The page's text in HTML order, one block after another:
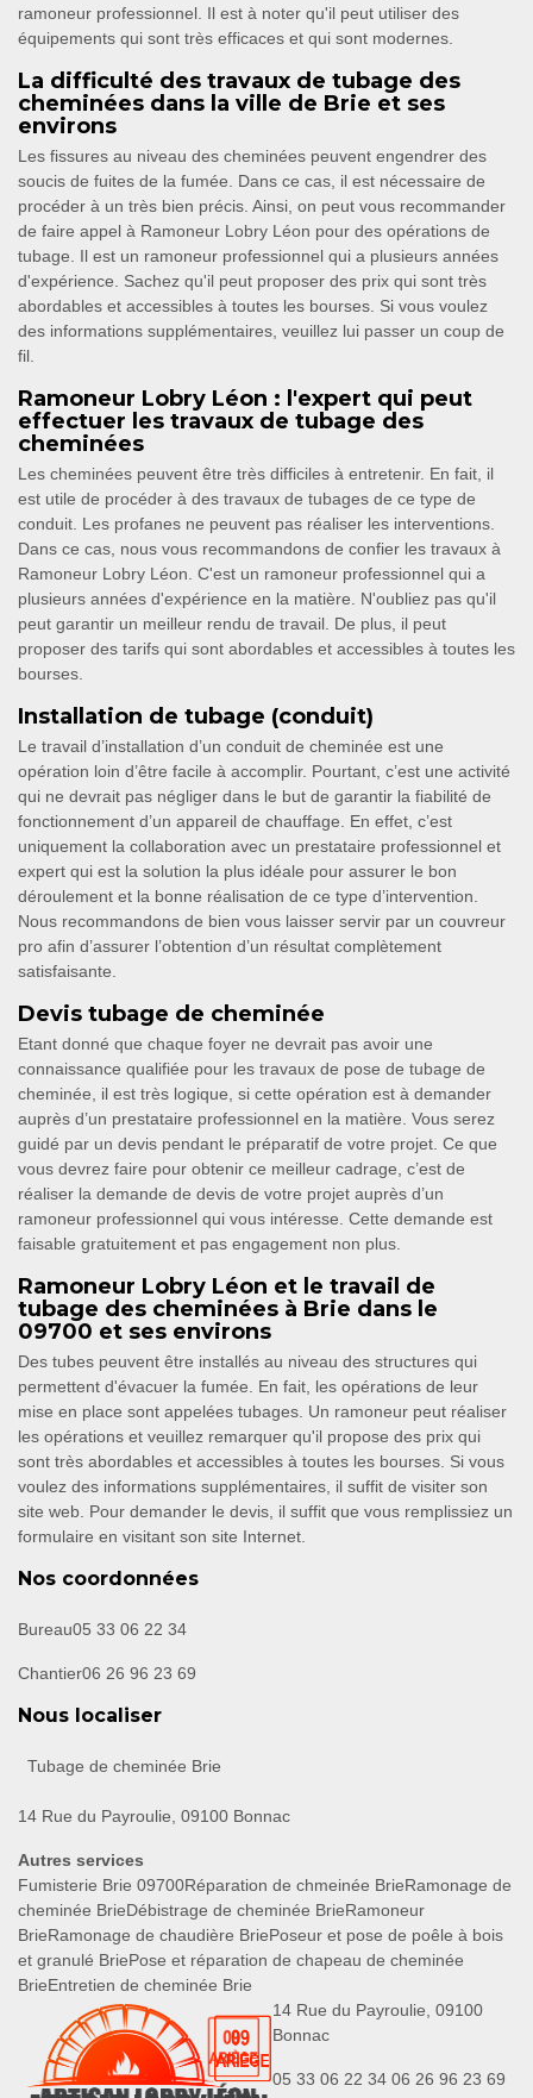
ramoneur professionnel. Il est à noter qu'il peut utiliser des
équipements qui sont très efficaces et qui sont modernes.
La difficulté des travaux de tubage des
cheminées dans la ville de Brie et ses
environs
Les fissures au niveau des cheminées peuvent engendrer des
soucis de fuites de la fumée. Dans ce cas, il est nécessaire de
procéder à un très bien précis. Ainsi, on peut vous recommander
de faire appel à Ramoneur Lobry Léon pour des opérations de
tubage. Il est un ramoneur professionnel qui a plusieurs années
d'expérience. Sachez qu'il peut proposer des prix qui sont très
abordables et accessibles à toutes les bourses. Si vous voulez
des informations supplémentaires, veuillez lui passer un coup de
fil.
Ramoneur Lobry Léon : l'expert qui peut
effectuer les travaux de tubage des
cheminées
Les cheminées peuvent être très difficiles à entretenir. En fait, il
est utile de procéder à des travaux de tubages de ce type de
conduit. Les profanes ne peuvent pas réaliser les interventions.
Dans ce cas, nous vous recommandons de confier les travaux à
Ramoneur Lobry Léon. C'est un ramoneur professionnel qui a
plusieurs années d'expérience en la matière. N'oubliez pas qu'il
peut garantir un meilleur rendu de travail. De plus, il peut
proposer des tarifs qui sont abordables et accessibles à toutes les
bourses.
Installation de tubage (conduit)
Le travail d’installation d’un conduit de cheminée est une
opération loin d’être facile à accomplir. Pourtant, c’est une activité
qui ne devrait pas négliger dans le but de garantir la fiabilité de
fonctionnement d’un appareil de chauffage. En effet, c’est
uniquement la collaboration avec un prestataire professionnel et
expert qui est la solution la plus idéale pour assurer le bon
déroulement et la bonne réalisation de ce type d’intervention.
Nous recommandons de bien vous laisser servir par un couvreur
pro afin d’assurer l’obtention d’un résultat complètement
satisfaisante.
Devis tubage de cheminée
Etant donné que chaque foyer ne devrait pas avoir une
connaissance qualifiée pour les travaux de pose de tubage de
cheminée, il est très logique, si cette opération est à demander
auprès d’un prestataire professionnel en la matière. Vous serez
guidé par un devis pendant le préparatif de votre projet. Ce que
vous devrez faire pour obtenir ce meilleur cadrage, c’est de
réaliser la demande de devis de votre projet auprès d’un
ramoneur professionnel qui vous intéresse. Cette demande est
faisable gratuitement et pas engagement non plus.
Ramoneur Lobry Léon et le travail de
tubage des cheminées à Brie dans le
09700 et ses environs
Des tubes peuvent être installés au niveau des structures qui
permettent d'évacuer la fumée. En fait, les opérations de leur
mise en place sont appelées tubages. Un ramoneur peut réaliser
les opérations et veuillez remarquer qu'il propose des prix qui
sont très abordables et accessibles à toutes les bourses. Si vous
voulez des informations supplémentaires, il suffit de visiter son
site web. Pour demander le devis, il suffit que vous remplissiez un
formulaire en visitant son site Internet.
Nos coordonnées
Bureau05 33 06 22 34
Chantier06 26 96 23 69
Nous localiser
Tubage de cheminée Brie
14 Rue du Payroulie, 09100 Bonnac
Autres services
Fumisterie Brie 09700Réparation de chmeinée BrieRamonage de
cheminée BrieDébistrage de cheminée BrieRamoneur
BrieRamonage de chaudière BriePoseur et pose de poêle à bois
et granulé BriePose et réparation de chapeau de cheminée
BrieEntretien de cheminée Brie
14 Rue du Payroulie, 09100
Bonnac
05 33 06 22 34 06 26 96 23 69